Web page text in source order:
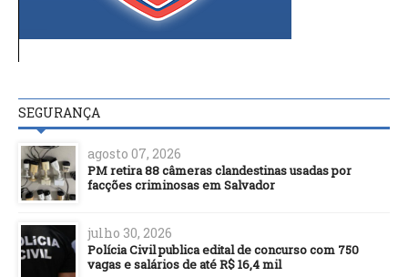
SEGURANÇA
agosto 07, 2026
PM retira 88 câmeras clandestinas usadas por
facções criminosas em Salvador
julho 30, 2026
Polícia Civil publica edital de concurso com 750
vagas e salários de até R$ 16,4 mil